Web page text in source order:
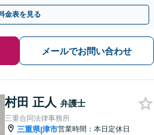
金表を見る
メールでお問い合わせ
村田 正人 弁護士
三重合同法律事務所
三重県|津市営業時間：本日定休日